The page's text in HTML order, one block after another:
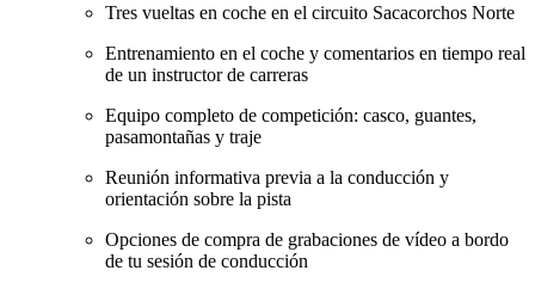
Tres vueltas en coche en el circuito Sacacorchos Norte
Entrenamiento en el coche y comentarios en tiempo real
de un instructor de carreras
Equipo completo de competición: casco, guantes,
pasamontañas y traje
Reunión informativa previa a la conducción y
orientación sobre la pista
Opciones de compra de grabaciones de vídeo a bordo
de tu sesión de conducción